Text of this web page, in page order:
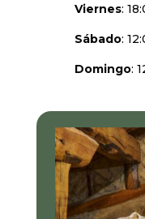
Viernes:
Sábado:
Domingo: